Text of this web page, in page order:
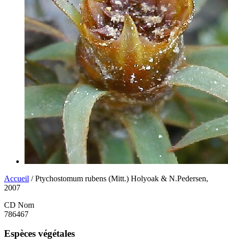
Accueil / Ptychostomum rubens (Mitt.) Holyoak & N.Pedersen,
2007
CD Nom
786467
Espèces végétales